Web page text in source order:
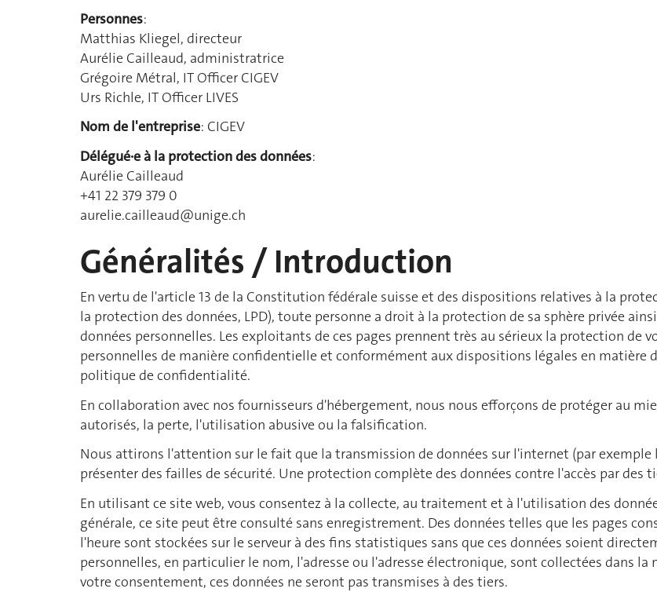
Personnes:
Matthias Kliegel, directeur
Aurélie Cailleaud, administratrice
Grégoire Métral, IT Officer CIGEV
Urs Richle, IT Officer LIVES
Nom de l'entreprise: CIGEV
Délégué·e à la protection des données:
Aurélie Cailleaud
+41 22 379 379 0
aurelie.cailleaud@unige.ch
Généralités / Introduction
En vertu de l'article 13 de la Constitution fédérale suisse et des dispositions relatives à la
la protection des données, LPD), toute personne a droit à la protection de sa sphère privée
données personnelles. Les exploitants de ces pages prennent très au sérieux la protection de
personnelles de manière confidentielle et conformément aux dispositions légales en matière
politique de confidentialité.
En collaboration avec nos fournisseurs d'hébergement, nous nous efforçons de protéger au
autorisés, la perte, l'utilisation abusive ou la falsification.
Nous attirons l'attention sur le fait que la transmission de données sur l'internet (par
présenter des failles de sécurité. Une protection complète des données contre l'accès par des
En utilisant ce site web, vous consentez à la collecte, au traitement et à l'utilisation des
générale, ce site peut être consulté sans enregistrement. Des données telles que les pages
l'heure sont stockées sur le serveur à des fins statistiques sans que ces données soient
personnelles, en particulier le nom, l'adresse ou l'adresse électronique, sont collectées dans la
votre consentement, ces données ne seront pas transmises à des tiers.